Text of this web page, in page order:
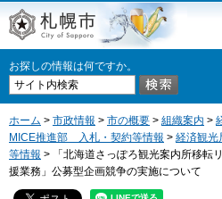
札幌市
お探しの情報は何ですか。
ホーム > 市政情報 > 市の概要 > 組織案内 >
MICE推進部 入札・契約等情報 > 経済観光
等情報 > 「北海道さっぽろ観光案内所移転
援業務」公募型企画競争の実施について